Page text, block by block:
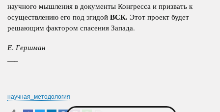
научного мышления в документы Конгресса и призвать к
осуществлению его под эгидой ВСК. Этот проект будет
решающим фактором спасения Запада.
Е. Гершман
научная_методология